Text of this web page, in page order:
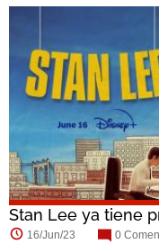
Stan Lee ya tiene
16/Jun/23 0